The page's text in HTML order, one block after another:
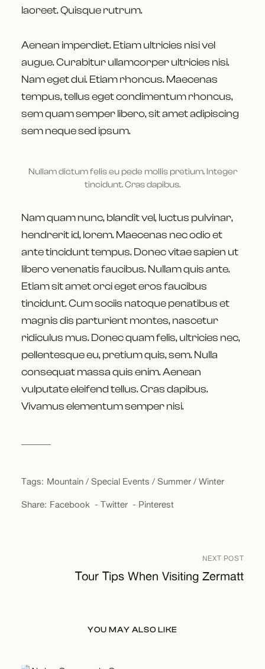
laoreet. Quisque rutrum.
Aenean imperdiet. Etiam ultricies nisi vel
augue. Curabitur ullamcorper ultricies nisi.
Nam eget dui. Etiam rhoncus. Maecenas
tempus, tellus eget condimentum rhoncus,
sem quam semper libero, sit amet adipiscing
sem neque sed ipsum.
Nullam dictum felis eu pede mollis pretium. Integer
tincidunt. Cras dapibus.
Nam quam nunc, blandit vel, luctus pulvinar,
hendrerit id, lorem. Maecenas nec odio et
ante tincidunt tempus. Donec vitae sapien ut
libero venenatis faucibus. Nullam quis ante.
Etiam sit amet orci eget eros faucibus
tincidunt. Cum sociis natoque penatibus et
magnis dis parturient montes, nascetur
ridiculus mus. Donec quam felis, ultricies nec,
pellentesque eu, pretium quis, sem. Nulla
consequat massa quis enim. Aenean
vulputate eleifend tellus. Cras dapibus.
Vivamus elementum semper nisi.
Tags: Mountain Special Events Summer Winter
Share: Facebook Twitter Pinterest
NEXT POST
Tour Tips When Visiting Zermatt
YOU MAY ALSO LIKE